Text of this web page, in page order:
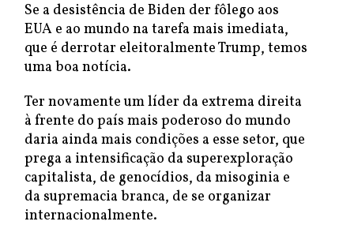
Se a desistência de Biden der fôlego aos
EUA e ao mundo na tarefa mais imediata,
que é derrotar eleitoralmente Trump, temos
uma boa notícia.
Ter novamente um líder da extrema direita
à frente do país mais poderoso do mundo
daria ainda mais condições a esse setor, que
prega a intensificação da superexploração
capitalista, de genocídios, da misoginia e
da supremacia branca, de se organizar
internacionalmente.